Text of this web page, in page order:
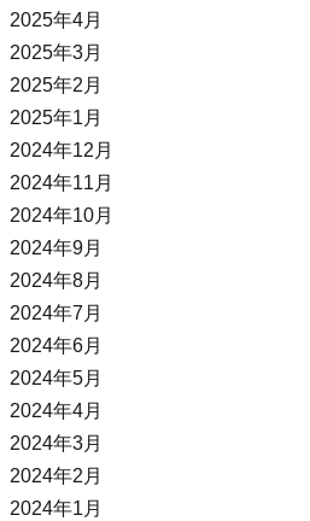
2025年4月
2025年3月
2025年2月
2025年1月
2024年12月
2024年11月
2024年10月
2024年9月
2024年8月
2024年7月
2024年6月
2024年5月
2024年4月
2024年3月
2024年2月
2024年1月